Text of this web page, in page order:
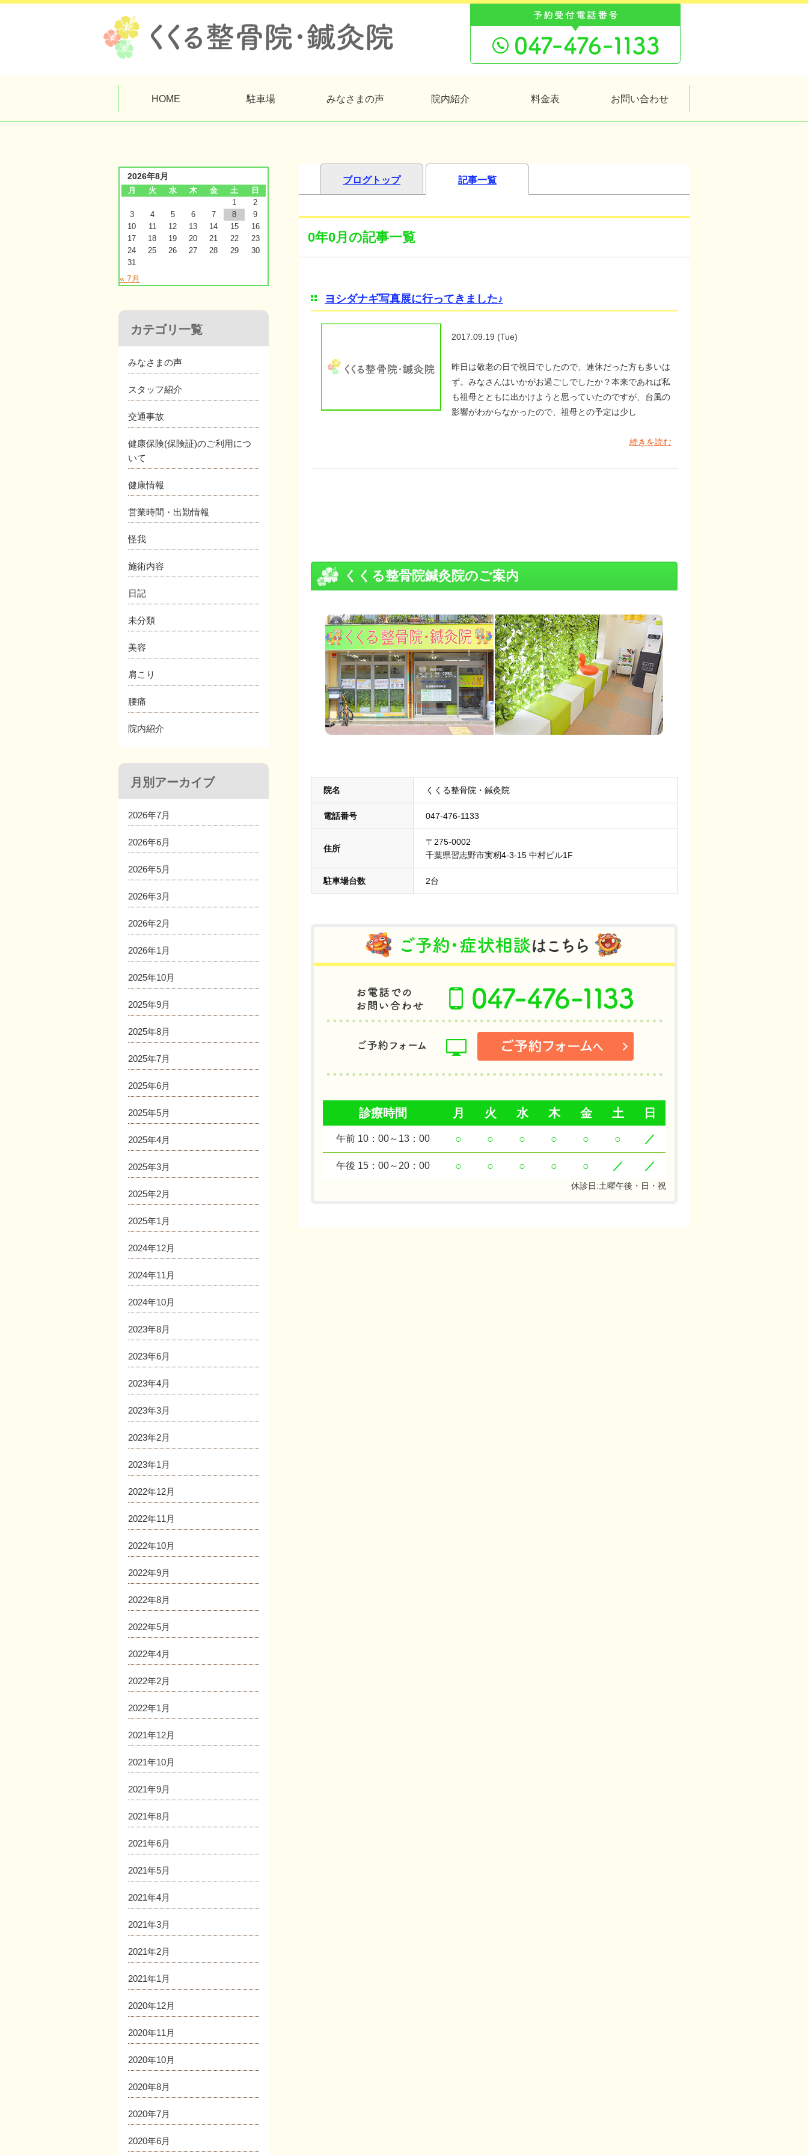
HOME 駐車場 みなさまの声 院内紹介 料金表 お問い合わせ
ブログトップ 記事一覧
0年0月の記事一覧
ヨシダナギ写真展に行ってきました♪
2017.09.19 (Tue)
昨日は敬老の日で祝日でしたので、連休だった方も多いは
ず。みなさんはいかがお過ごしでしたか？本来であれば私
も祖母とともに出かけようと思っていたのですが、台風の
影響がわからなかったので、祖母との予定は少し
続きを読む
くくる整骨院鍼灸院のご案内
院名 くくる整骨院・鍼灸院
電話番号 047-476-1133
住所
〒275-0002
千葉県習志野市実籾4-3-15 中村ビル1F
駐車場台数 2台
診療時間 月 火 水 木 金 土 日
午前 10：00～13：00 ○ ○ ○ ○ ○ ○ ／
午後 15：00～20：00 ○ ○ ○ ○ ○ ／ ／
休診日:土曜午後・日・祝
2026年8月
月 火 水 木 金 土
日
1
2
3
4 5 6 7 8
9
10
11 12 13 14 15
16
17
18 19 20 21 22
23
24
25 26 27 28 29
30
31
« 7月
カテゴリ一覧
みなさまの声
スタッフ紹介
交通事故
健康保険(保険証)のご利用につ
いて
健康情報
営業時間・出勤情報
怪我
施術内容
日記
未分類
美容
肩こり
腰痛
院内紹介
月別アーカイブ
2026年7月
2026年6月
2026年5月
2026年3月
2026年2月
2026年1月
2025年10月
2025年9月
2025年8月
2025年7月
2025年6月
2025年5月
2025年4月
2025年3月
2025年2月
2025年1月
2024年12月
2024年11月
2024年10月
2023年8月
2023年6月
2023年4月
2023年3月
2023年2月
2023年1月
2022年12月
2022年11月
2022年10月
2022年9月
2022年8月
2022年5月
2022年4月
2022年2月
2022年1月
2021年12月
2021年10月
2021年9月
2021年8月
2021年6月
2021年5月
2021年4月
2021年3月
2021年2月
2021年1月
2020年12月
2020年11月
2020年10月
2020年8月
2020年7月
2020年6月